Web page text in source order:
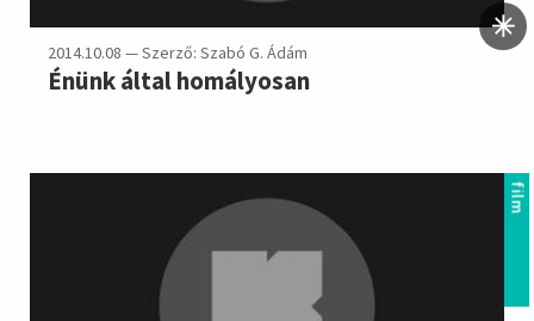
2014.10.08 — Szerző: Szabó G. Ádám
Énünk által homályosan
film